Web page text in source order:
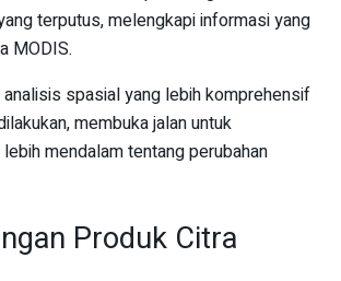
terputus, melengkapi informasi yang
MODIS.
analisis spasial yang lebih komprehensif
membuka jalan untuk
mendalam tentang perubahan
Produk Citra